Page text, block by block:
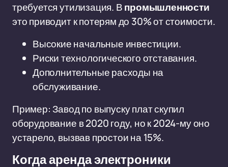
требуется утилизация. Впромышленности
это приводит к потерям до 30% от стоимости.
Высокие начальные инвестиции.
Риски технологического отставания.
Дополнительные расходы на
обслуживание.
Пример: Завод по выпуску плат скупил
оборудование в 2020 году, но к 2024-му оно
устарело, вызвав простои на 15%.
Когда аренда электроники